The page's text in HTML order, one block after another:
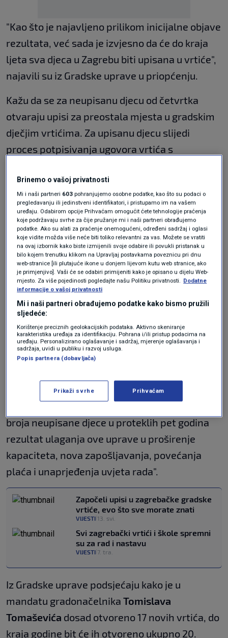
"Kao što je najavljeno prilikom inicijalne objave
rezultata, već sada je izvjesno da će do kraja
ljeta sva djeca u Zagrebu biti upisana u vrtiće",
najavili su iz Gradske uprave u priopćenju.
Kažu da se za neupisanu djecu od četvrtka
otvaraju upisi za preostala mjesta u gradskim
dječjim vrtićima. Za upisanu djecu slijedi
proces potpisivanja ugovora vrtića s
početkom kolovoza, objaviti popis slobodnih
mjesta.
"Snažan pad broja
neupisane djece"
Pored toga, usporedno kreću upisi u privatne i
vjerske vrtiće i obrte dadilja, koji su prošle
godine upisali nešto više od 1300 djece, a
slične kapacitete imaju i ove godine.
Konačne, objedinjene rezultate upisa u vrtiće,
Grad Zagreb će objaviti 28. kolovoza.
Zamjenica zagrebačkog gradonačelnika
Danijela Dolenecističe kako je "snažan pad
broja neupisane djece u proteklih pet godina
rezultat ulaganja ove uprave u proširenje
kapaciteta, nova zapošljavanja, povećanja
plaća i unaprjeđenja uvjeta rada".
Započeli upisi u zagrebačke gradske
vrtiće, evo što sve morate znati
VIJESTI 13. svi.
Svi zagrebački vrtići i škole spremni
su za rad i nastavu
VIJESTI 7. tra.
Iz Gradske uprave podsjećaju kako je u
mandatu gradonačelnika Tomislava
Tomaševića dosad otvoreno 17 novih vrtića, do
kraja godine bit će ih otvoreno ukupno 20.
Brinemo o vašoj privatnosti
Mi i naši partneri 603 pohranjujemo osobne podatke, kao što su podaci o
pregledavanju ili jedinstveni identifikatori, i pristupamo im na vašem
uređaju. Odabirom opcije Prihvaćam omogućit ćete tehnologije praćenja
koje podržavaju svrhe za čije pružanje mi i naši partneri obrađujemo
podatke. Ako su alati za praćenje onemogućeni, određeni sadržaj i oglasi
koje vidite možda više neće biti toliko relevantni za vas. Možete se vratiti
na ovaj izbornik kako biste izmijenili svoje odabire ili povukli pristanak u
bilo kojem trenutku klikom na Upravljaj postavkama poveznicu pri dnu
web-stranice [ili plutajuće ikone u donjem lijevom kutu web stranice, ako
je primjenjivo]. Vaši će se odabiri primijeniti kako je opisano u dijelu Web-
mjesto. Za više pojedinosti pogledajte našu Politiku privatnosti. Dodatne
informacije o vašoj privatnosti
Mi i naši partneri obrađujemo podatke kako bismo pružili
sljedeće:
Korištenje preciznih geolokacijskih podataka. Aktivno skeniranje
karakteristika uređaja za identifikaciju. Pohrana i/ili pristup podacima na
uređaju. Personalizirano oglašavanje i sadržaj, mjerenje oglašavanja i
sadržaja, uvidi u publiku i razvoj usluga.
Popis partnera (dobavljača)
Prikaži svrhe Prihvaćam